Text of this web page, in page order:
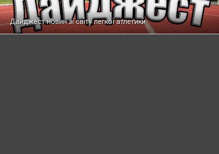
Дайджест новин зі світу легкої атлетики